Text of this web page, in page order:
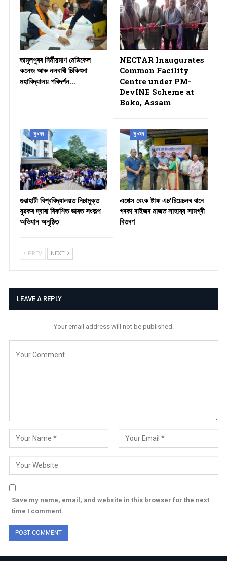
তামুলপুৰৰ নিৰ্মীয়মাণ মেডিকেল
কলেজ আৰু নলবাৰী চিকিৎসা
মহাবিদ্যালয় পৰিদৰ্শন…
NECTAR Inaugurates
Common Facility
Centre under PM-
DevINE Scheme at
Boko, Assam
সুখবৰ
গুৱাহাটী বিশ্ববিদ্যালয়ত নিচামুক্ত
যুৱকৰ দ্বাৰা বিকশিত ভাৰত সংকল্প
অভিযান অনুষ্ঠিত
সুখবৰ
​এপেক্স বেংক ষ্টাফ এচ’চিয়েচনৰ বানে
গৰকা ৰাইজৰ মাজত সাহায্য সামগ্ৰী
বিতৰণ ​
PREV NEXT
LEAVE A REPLY
Your email address will not be published.
Save my name, email, and website in this browser for the next
time I comment.